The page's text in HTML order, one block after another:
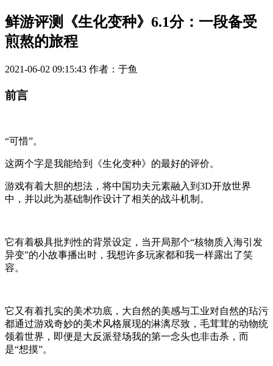
鲜游评测《生化变种》6.1分：一段备受
煎熬的旅程
2021-06-02 09:15:43 作者：于鱼
前言
“可惜”。
这两个字是我能给到《生化变种》的最好的评价。
游戏有着大胆的想法，将中国功夫元素融入到3D开放世界
中，并以此为基础制作设计了相关的战斗机制。
它有着极具批判性的背景设定，当开局那个“核物质入海引发
异变”的小故事播出时，我想许多玩家都和我一样露出了笑
容。
它又有着扎实的美术功底，大自然的美感与工业对自然的玷污
都通过游戏奇妙的美术风格展现的淋漓尽致，毛茸茸的动物统
领着世界，即便是大反派登场我的第一念头也非击杀，而
是“想摸”。